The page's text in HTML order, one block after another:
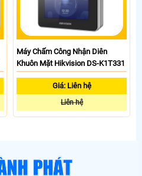
Máy Chấm Công Nhận Diên
Khuôn Mặt Hikvision DS-K1T331
Giá: Liên hệ
Liên hệ